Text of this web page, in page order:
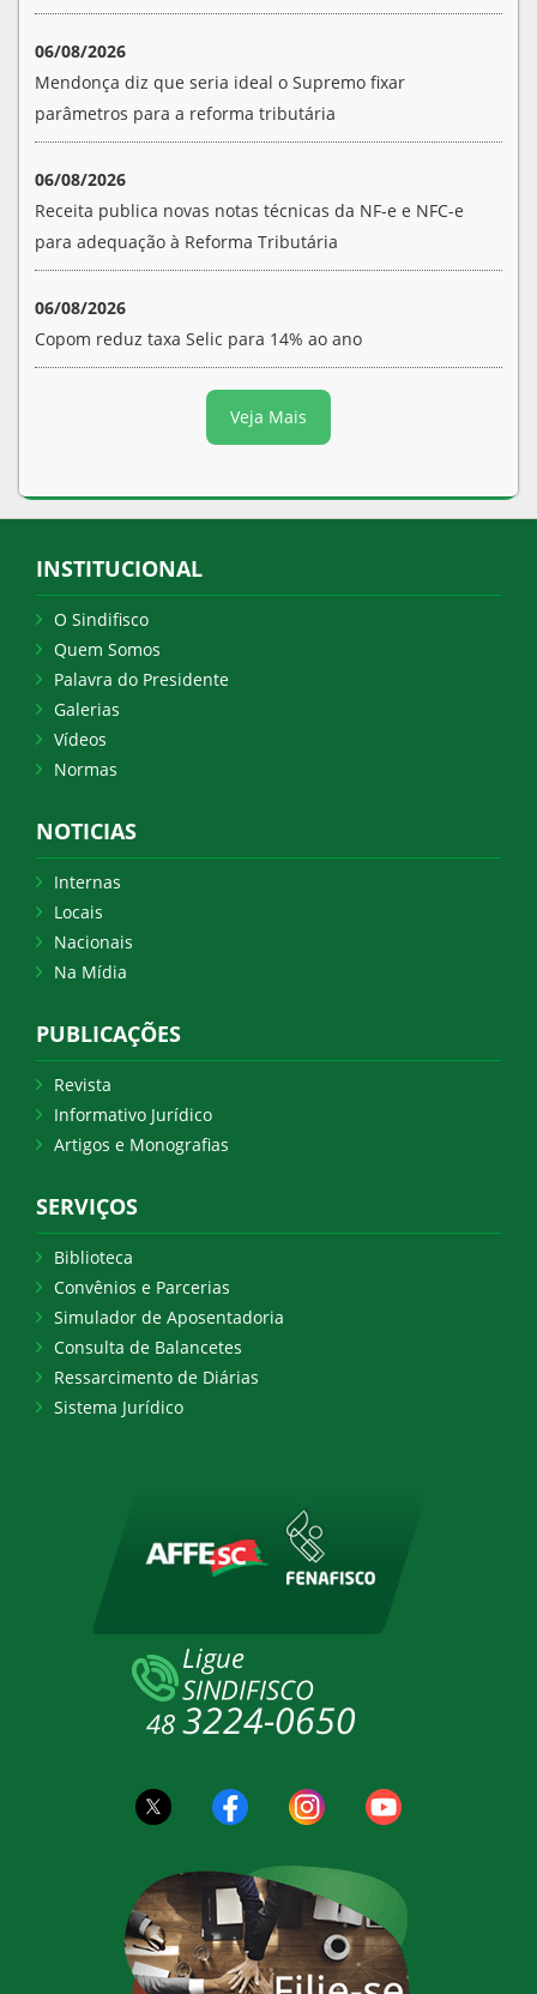
06/08/2026
Mendonça diz que seria ideal o Supremo fixar
parâmetros para a reforma tributária
06/08/2026
Receita publica novas notas técnicas da NF-e e NFC-e
para adequação à Reforma Tributária
06/08/2026
Copom reduz taxa Selic para 14% ao ano
Veja Mais
INSTITUCIONAL
O Sindifisco
Quem Somos
Palavra do Presidente
Galerias
Vídeos
Normas
NOTICIAS
Internas
Locais
Nacionais
Na Mídia
PUBLICAÇÕES
Revista
Informativo Jurídico
Artigos e Monografias
SERVIÇOS
Biblioteca
Convênios e Parcerias
Simulador de Aposentadoria
Consulta de Balancetes
Ressarcimento de Diárias
Sistema Jurídico